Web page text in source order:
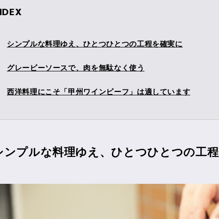
シンプルな料理ゆえ、ひとつひとつの工程を確実に
グレービーソースで、肉を無駄なく使う
西洋料理にこそ「甲州ワインビーフ」は適しています
ンプルな料理ゆえ、ひとつひとつの工